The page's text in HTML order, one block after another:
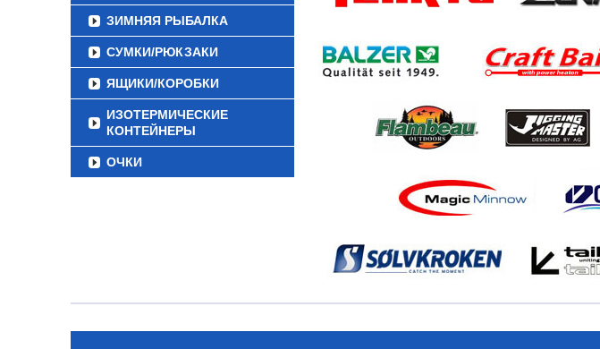
ЗИМНЯЯ РЫБАЛКА
СУМКИ/РЮКЗАКИ
ЯЩИКИ/КОРОБКИ
ИЗОТЕРМИЧЕСКИЕ
КОНТЕЙНЕРЫ
ОЧКИ